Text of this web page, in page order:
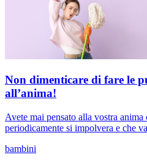
Non dimenticare di fare le
all’anima!
Avete mai pensato alla vostra
periodicamente si impolvera e che
bambini